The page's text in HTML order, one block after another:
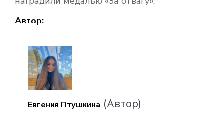
Автор:
Евгения Птушкина (Автор)